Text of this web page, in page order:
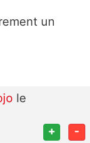
un
le
+ -